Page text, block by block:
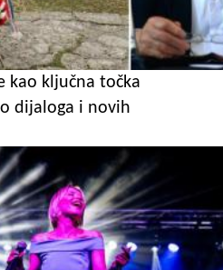
kao ključna točka
dijaloga i novih